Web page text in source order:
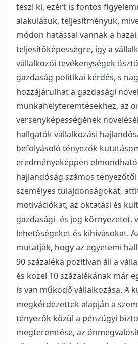
teszi ki, ezért is fontos
alakulásuk, teljesítményük,
módon hatással vannak a
teljesítőképességre, így a
vállalkozói tevékenységek
gazdaság politikai kérdés, s
hozzájárulhat a gazdasági
munkahelyteremtésekhez, az
versenyképességének
hallgatók vállalkozási
befolyásoló tényezők
eredményeképpen
hajlandóság számos
személyes tulajdonságokat,
motivációkat, az oktatási és
gazdasági- és jog környezetet,
lehetőségeket és kihívásokat.
mutatják, hogy az egyetemi
90 százaléka pozitívan áll a
és közel 10 százalékának már
is van működő vállalkozása. A
megkérdezettek alapján a
tényezők közül a pénzügyi
megteremtése, az